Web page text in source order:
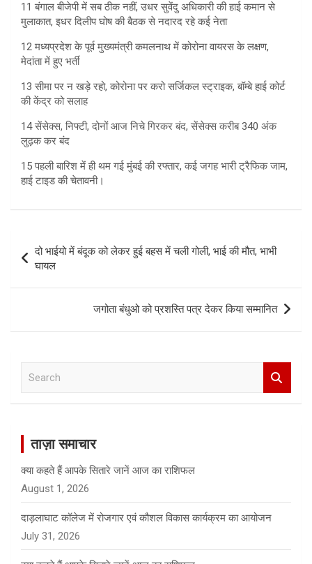
11 बंगाल बीजेपी में सब ठीक नहीं, उधर सुवेंदु अधिकारी की हाई कमान से
मुलाकात, इधर दिलीप घोष की बैठक से नदारद रहे कई नेता
12 मध्यप्रदेश के पूर्व मुख्यमंत्री कमलनाथ में कोरोना वायरस के लक्षण,
मेदांता में हुए भर्ती
13 सीमा पर न खड़े रहो, कोरोना पर करो सर्जिकल स्ट्राइक, बॉम्बे हाई कोर्ट
की केंद्र को सलाह
14 सेंसेक्स, निफ्टी, दोनों आज निचे गिरकर बंद, सेंसेक्स करीब 340 अंक
लुढ़क कर बंद
15 पहली बारिश में ही थम गई मुंबई की रफ्तार, कई जगह भारी ट्रैफिक जाम,
हाई टाइड की चेतावनी।
Post
navigation
दो भाईयो में बंदूक को लेकर हुई बहस में चली गोली, भाई की मौत, भाभी
घायल
जगोता बंधुओ को प्रशस्ति पत्र देकर किया सम्मानित
ताज़ा समाचार
क्या कहते हैं आपके सितारे जानें आज का राशिफल
August 1, 2026
दाड़लाघाट कॉलेज में रोजगार एवं कौशल विकास कार्यक्रम का आयोजन
July 31, 2026